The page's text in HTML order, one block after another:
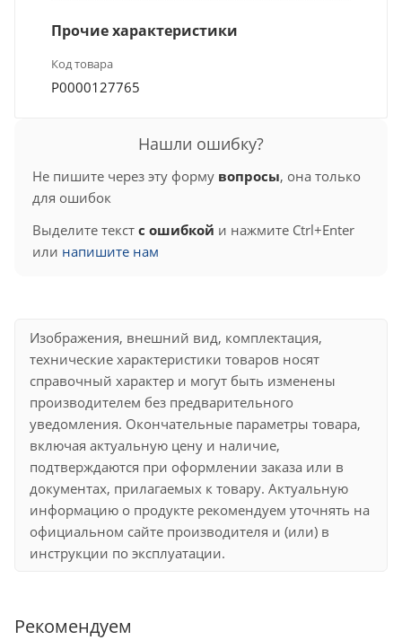
Прочие характеристики
Код товара
Р0000127765
Нашли ошибку?
Не пишите через эту форму вопросы, она только
для ошибок
Выделите текст с ошибкой и нажмите Ctrl+Enter
или напишите нам
Изображения, внешний вид, комплектация,
технические характеристики товаров носят
справочный характер и могут быть изменены
производителем без предварительного
уведомления. Окончательные параметры товара,
включая актуальную цену и наличие,
подтверждаются при оформлении заказа или в
документах, прилагаемых к товару. Актуальную
информацию о продукте рекомендуем уточнять на
официальном сайте производителя и (или) в
инструкции по эксплуатации.
Рекомендуем